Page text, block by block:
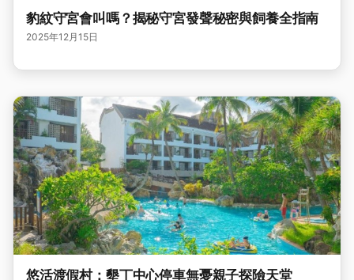
豹紋守宮會叫嗎？揭秘守宮發聲秘密與飼養全指南
2025年12月15日
悠活渡假村：墾丁中心停車無憂親子探險天堂